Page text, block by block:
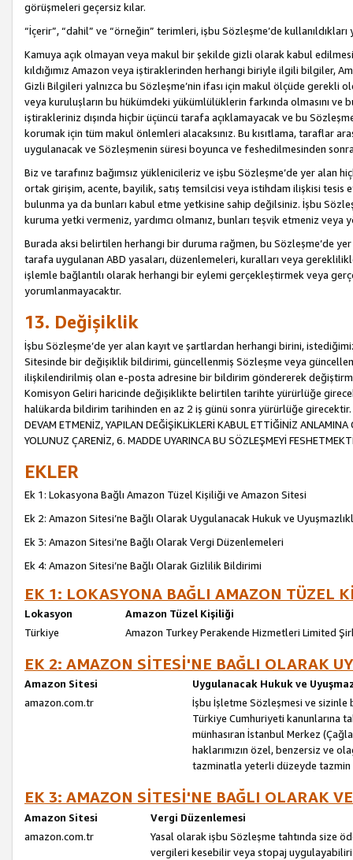
görüşmeleri geçersiz kılar.
“İçerir”, “dahil” ve “örneğin” terimleri, işbu Sözleşme’de
Kamuya açık olmayan veya makul bir şekilde gizli olarak kabul
kıldığımız Amazon veya iştiraklerinden herhangi biriyle ilgili bilgiler,
Gizli Bilgileri yalnızca bu Sözleşme’nin ifası için makul ölçüde gerekli
veya kuruluşların bu hükümdeki yükümlülüklerin farkında olmasını ve
iştirakleriniz dışında hiçbir üçüncü tarafa açıklamayacak ve bu
korumak için tüm makul önlemleri alacaksınız. Bu kısıtlama, taraflar
uygulanacak ve Sözleşmenin süresi boyunca ve feshedilmesinden
Biz ve tarafınız bağımsız yüklenicileriz ve işbu Sözleşme’de yer alan
ortak girişim, acente, bayilik, satış temsilcisi veya istihdam ilişkisi
bulunma ya da bunları kabul etme yetkisine sahip değilsiniz. İşbu
kuruma yetki vermeniz, yardımcı olmanız, bunları teşvik etmeniz
Burada aksi belirtilen herhangi bir duruma rağmen, bu Sözleşme’de
tarafa uygulanan ABD yasaları, düzenlemeleri, kuralları veya
işlemle bağlantılı olarak herhangi bir eylemi gerçekleştirmek veya
yorumlanmayacaktır.
13. Değişiklik
İşbu Sözleşme’de yer alan kayıt ve şartlardan herhangi birini,
Sitesinde bir değişiklik bildirimi, güncellenmiş Sözleşme veya
ilişkilendirilmiş olan e-posta adresine bir bildirim göndererek
Komisyon Geliri haricinde değişiklikte belirtilen tarihte yürürlüğe
halükarda bildirim tarihinden en az 2 iş günü sonra yürürlüğe girecektir.
DEVAM ETMENİZ, YAPILAN DEĞİŞİKLİKLERİ KABUL ETTİĞİNİZ
YOLUNUZ ÇARENİZ, 6. MADDE UYARINCA BU SÖZLEŞMEYİ
EKLER
Ek 1: Lokasyona Bağlı Amazon Tüzel Kişiliği ve Amazon Sitesi
Ek 2: Amazon Sitesi’ne Bağlı Olarak Uygulanacak Hukuk ve
Ek 3: Amazon Sitesi’ne Bağlı Olarak Vergi Düzenlemeleri
Ek 4: Amazon Sitesi’ne Bağlı Olarak Gizlilik Bildirimi
EK 1: LOKASYONA BAĞLI AMAZON TÜZEL
Lokasyon
Amazon Tüzel Kişiliği
Türkiye
Amazon Turkey Perakende Hizmetleri Limited
EK 2: AMAZON SİTESİ'NE BAĞLI OLARAK
Amazon Sitesi
Uygulanacak Hukuk ve
amazon.com.tr
İşbu İşletme Sözleşmesi ve sizinle
Türkiye Cumhuriyeti kanunlarına
münhasıran İstanbul Merkez
haklarımızın özel, benzersiz ve
tazminatla yeterli düzeyde
EK 3: AMAZON SİTESİ'NE BAĞLI OLARAK
Amazon Sitesi
Vergi Düzenlemesi
amazon.com.tr
Yasal olarak işbu Sözleşme tahtında size
vergileri kesebilir veya stopaj